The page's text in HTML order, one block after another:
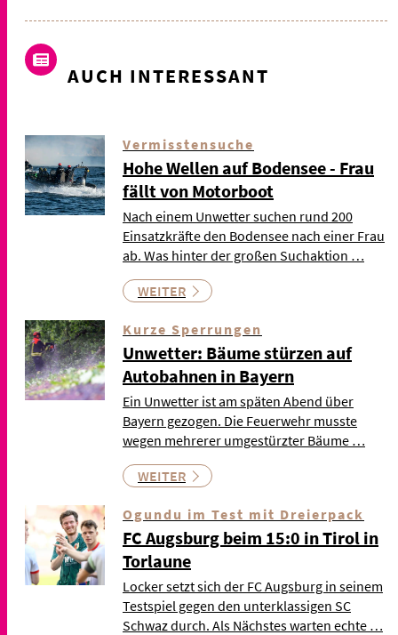
AUCH INTERESSANT
Vermisstensuche
Hohe Wellen auf Bodensee - Frau
fällt von Motorboot
Nach einem Unwetter suchen rund 200
Einsatzkräfte den Bodensee nach einer Frau
ab. Was hinter der großen Suchaktion …
WEITER
Kurze Sperrungen
Unwetter: Bäume stürzen auf
Autobahnen in Bayern
Ein Unwetter ist am späten Abend über
Bayern gezogen. Die Feuerwehr musste
wegen mehrerer umgestürzter Bäume …
WEITER
Ogundu im Test mit Dreierpack
FC Augsburg beim 15:0 in Tirol in
Torlaune
Locker setzt sich der FC Augsburg in seinem
Testspiel gegen den unterklassigen SC
Schwaz durch. Als Nächstes warten echte …